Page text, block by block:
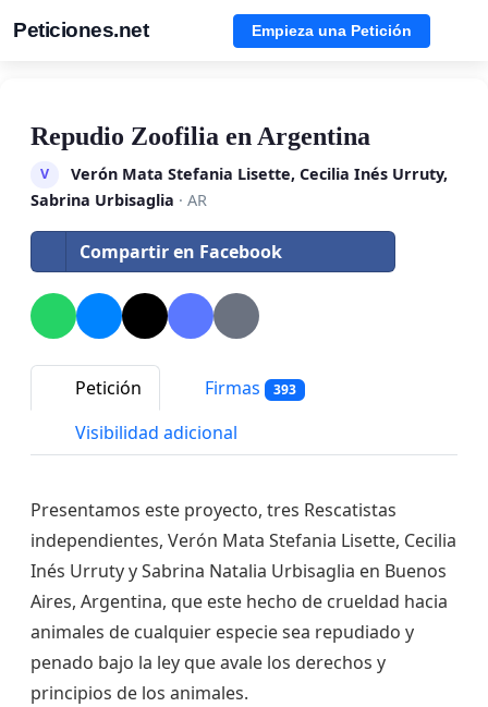
Peticiones.net Empieza una Petición
Repudio Zoofilia en Argentina
V
Verón Mata Stefania Lisette, Cecilia Inés Urruty,
Sabrina Urbisaglia · AR
Compartir en Facebook
Petición Firmas 393
Visibilidad adicional
Presentamos este proyecto, tres Rescatistas
independientes, Verón Mata Stefania Lisette, Cecilia
Inés Urruty y Sabrina Natalia Urbisaglia en Buenos
Aires, Argentina, que este hecho de crueldad hacia
animales de cualquier especie sea repudiado y
penado bajo la ley que avale los derechos y
principios de los animales.